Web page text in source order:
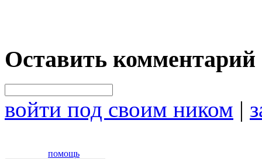
Оставить комментарий
войти под своим ником |
помощь